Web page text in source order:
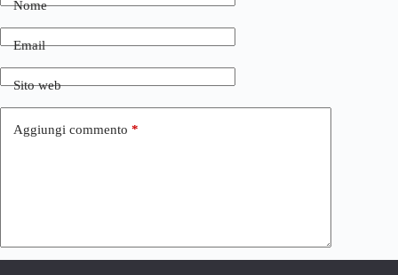
Nome
Email
Sito web
Aggiungi commento *